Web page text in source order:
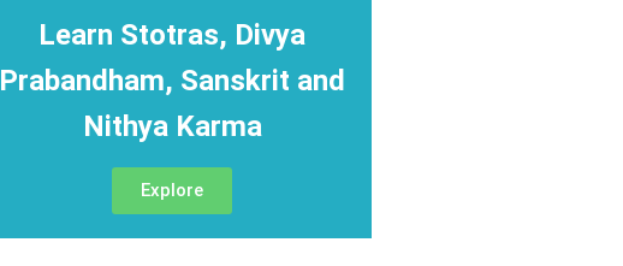
Learn Stotras, Divya
Prabandham, Sanskrit and
Nithya Karma
Explore